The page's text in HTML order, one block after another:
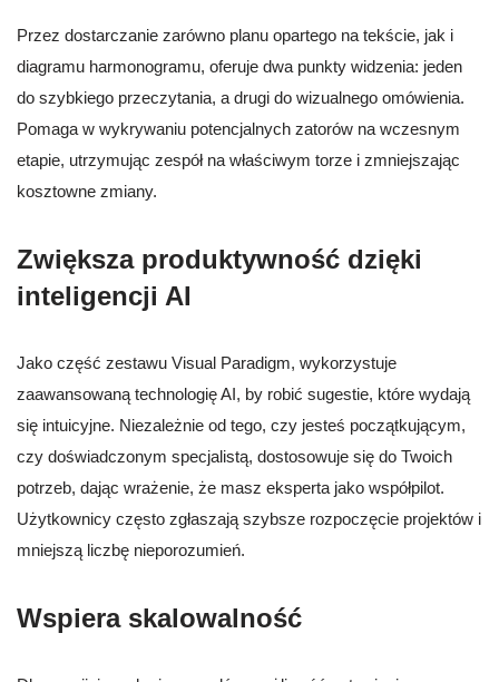
Przez dostarczanie zarówno planu opartego na tekście, jak i
diagramu harmonogramu, oferuje dwa punkty widzenia: jeden
do szybkiego przeczytania, a drugi do wizualnego omówienia.
Pomaga w wykrywaniu potencjalnych zatorów na wczesnym
etapie, utrzymując zespół na właściwym torze i zmniejszając
kosztowne zmiany.
Zwiększa produktywność dzięki
inteligencji AI
Jako część zestawu Visual Paradigm, wykorzystuje
zaawansowaną technologię AI, by robić sugestie, które wydają
się intuicyjne. Niezależnie od tego, czy jesteś początkującym,
czy doświadczonym specjalistą, dostosowuje się do Twoich
potrzeb, dając wrażenie, że masz eksperta jako współpilot.
Użytkownicy często zgłaszają szybsze rozpoczęcie projektów i
mniejszą liczbę nieporozumień.
Wspiera skalowalność